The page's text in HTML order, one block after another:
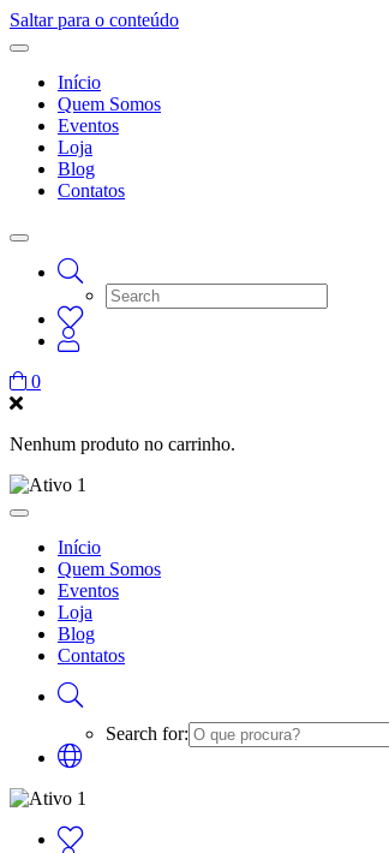
Saltar para o conteúdo
Início
Quem Somos
Eventos
Loja
Blog
Contatos
0
Nenhum produto no carrinho.
Início
Quem Somos
Eventos
Loja
Blog
Contatos
Search for: